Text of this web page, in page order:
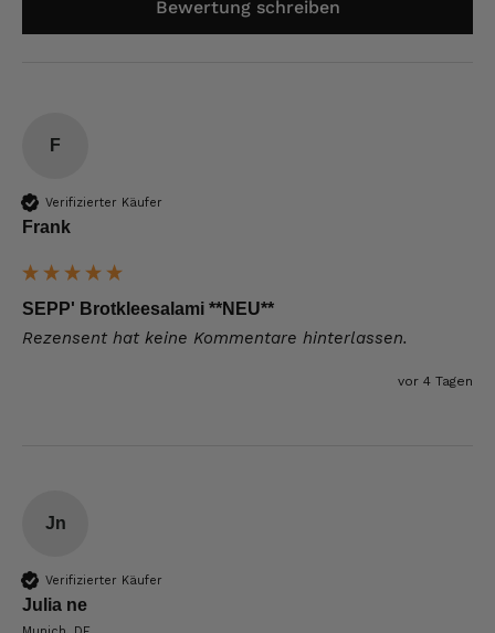
Bewertung schreiben
F
Verifizierter Käufer
Frank
SEPP' Brotkleesalami **NEU**
Rezensent hat keine Kommentare hinterlassen.
vor 4 Tagen
Jn
Verifizierter Käufer
Julia ne